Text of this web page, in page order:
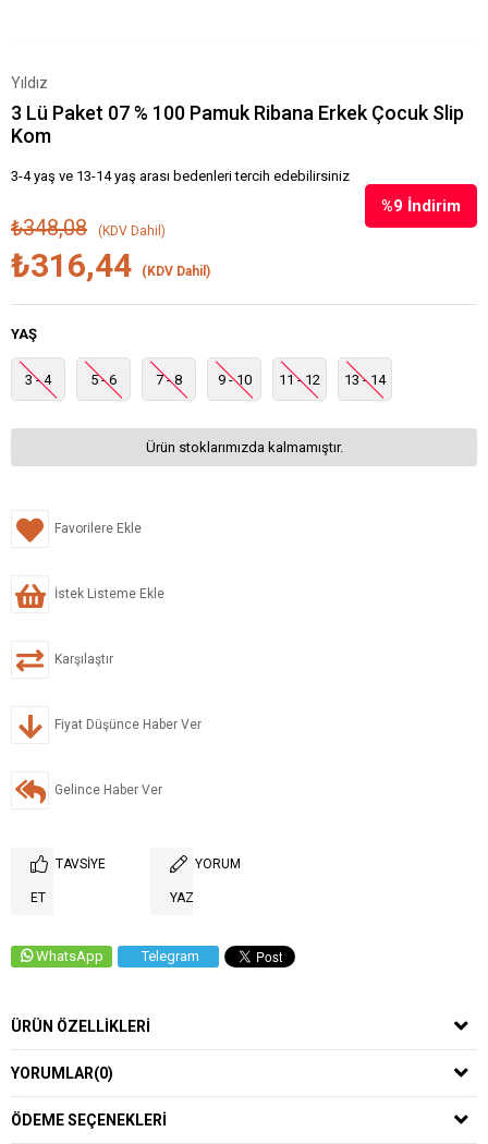
Yıldız
3 Lü Paket 07 % 100 Pamuk Ribana Erkek Çocuk Slip
Kom
3-4 yaş ve 13-14 yaş arası bedenleri tercih edebilirsiniz
%9 İndirim
₺348,08 (KDV Dahil)
₺316,44 (KDV Dahil)
YAŞ
3 - 4 5 - 6 7 - 8 9 - 10 11 - 12 13 - 14
Ürün stoklarımızda kalmamıştır.
Favorilere Ekle
İstek Listeme Ekle
Karşılaştır
Fiyat Düşünce Haber Ver
Gelince Haber Ver
TAVSIYE
ET
YORUM
YAZ
WhatsApp Telegram
ÜRÜN ÖZELLIKLERI
YORUMLAR(0)
ÖDEME SEÇENEKLERI